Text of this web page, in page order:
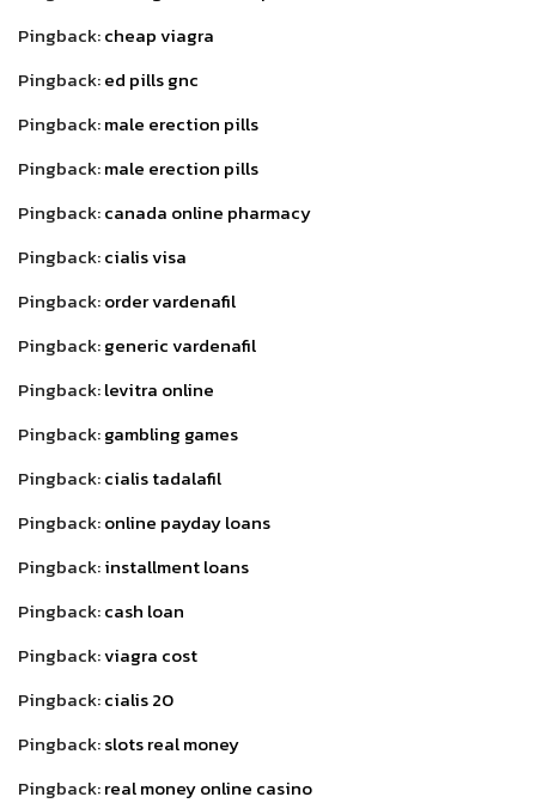
Pingback:cheap viagra
Pingback:ed pills gnc
Pingback:male erection pills
Pingback:male erection pills
Pingback:canada online pharmacy
Pingback:cialis visa
Pingback:order vardenafil
Pingback:generic vardenafil
Pingback:levitra online
Pingback:gambling games
Pingback:cialis tadalafil
Pingback:online payday loans
Pingback:installment loans
Pingback:cash loan
Pingback:viagra cost
Pingback:cialis 20
Pingback:slots real money
Pingback:real money online casino